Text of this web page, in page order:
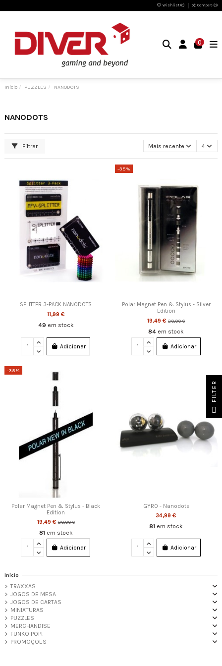
Wishlist (0) Compare (0)
0
Início PUZZLES NANODOTS
NANODOTS
Filtrar Mais recente 4
SPLITTER 3-PACK NANODOTS
11,99 €
49 em stock
Adicionar
-35%
Polar Magnet Pen & Stylus - Silver
Edition
19,49 €29,99 €
84 em stock
Adicionar
-35%
Polar Magnet Pen & Stylus - Black
Edition
19,49 €29,99 €
81 em stock
Adicionar
GYRO - Nanodots
34,99 €
81 em stock
Adicionar
Início
TRAXXAS
JOGOS DE MESA
JOGOS DE CARTAS
MINIATURAS
PUZZLES
MERCHANDISE
FUNKO POP!
PROMOÇÕES
FILTER